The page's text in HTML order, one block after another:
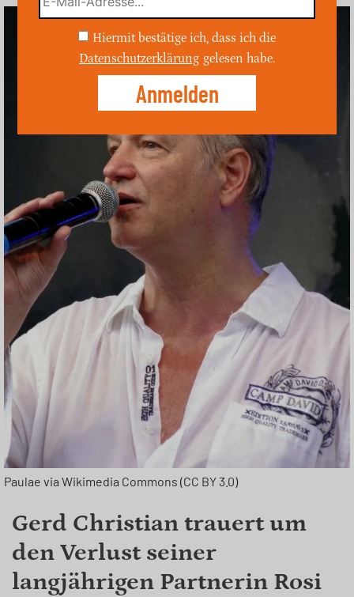
Paulae via Wikimedia Commons (CC BY 3.0)
Gerd Christian trauert um
den Verlust seiner
langjährigen Partnerin Rosi
Hiermit bestätige ich, dass ich die
Datenschutzerklärung gelesen habe.